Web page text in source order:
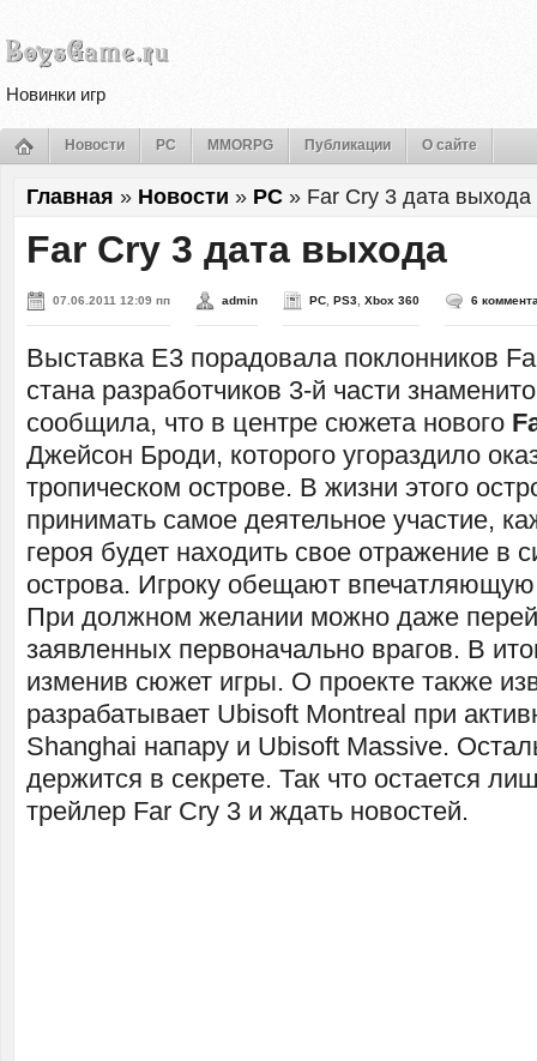
Новинки игр
Новости PC MMORPG Публикации О сайте
Главная » Новости » PC » Far Cry 3 дата выхода
Far Cry 3 дата выхода
07.06.2011 12:09 пп admin PC PS3 Xbox 360 6
Выставка E3 порадовала поклонников
стана разработчиков 3-й части
сообщила, что в центре сюжета нового
Джейсон Броди, которого угораздило
тропическом острове. В жизни этого
принимать самое деятельное участие,
героя будет находить свое отражение в
острова. Игроку обещают
При должном желании можно даже
заявленных первоначально врагов. В
изменив сюжет игры. О проекте также
разрабатывает Ubisoft Montreal при
Shanghai напару и Ubisoft Massive.
держится в секрете. Так что остается
трейлер Far Cry 3 и ждать новостей.